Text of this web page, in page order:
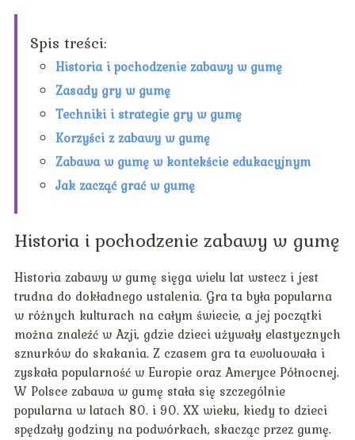
Spis treści:
Historia i pochodzenie zabawy w gumę
Zasady gry w gumę
Techniki i strategie gry w gumę
Korzyści z zabawy w gumę
Zabawa w gumę w kontekście edukacyjnym
Jak zacząć grać w gumę
Historia i pochodzenie zabawy w gumę
Historia zabawy w gumę sięga wielu lat wstecz i jest
trudna do dokładnego ustalenia. Gra ta była popularna
w różnych kulturach na całym świecie, a jej początki
można znaleźć w Azji, gdzie dzieci używały elastycznych
sznurków do skakania. Z czasem gra ta ewoluowała i
zyskała popularność w Europie oraz Ameryce Północnej.
W Polsce zabawa w gumę stała się szczególnie
popularna w latach 80. i 90. XX wieku, kiedy to dzieci
spędzały godziny na podwórkach, skacząc przez gumę.